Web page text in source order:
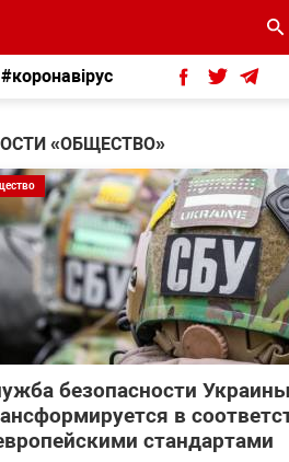
#коронавірус
«ОБЩЕСТВО»
безопасности Украины
в
стандартами